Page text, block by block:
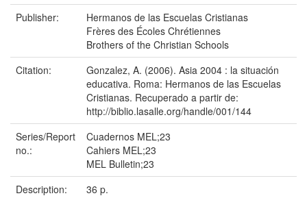
Publisher:
Hermanos de las Escuelas Cristianas
Frères des Écoles Chrétiennes
Brothers of the Christian Schools
Citation:
Gonzalez, A. (2006). Asia 2004 : la situación
educativa. Roma: Hermanos de las Escuelas
Cristianas. Recuperado a partir de:
http://biblio.lasalle.org/handle/001/144
Series/Report
no.:
Cuadernos MEL;23
Cahiers MEL;23
MEL Bulletin;23
Description:
36 p.